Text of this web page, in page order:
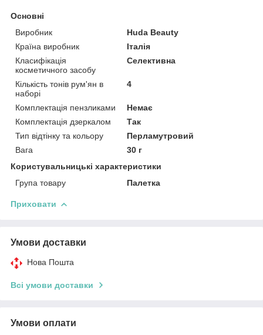
Основні
Виробник
Huda Beauty
Країна виробник
Італія
Класифікація
косметичного засобу
Селективна
Кількість тонів рум'ян в
наборі
4
Комплектація пензликами
Немає
Комплектація дзеркалом
Так
Тип відтінку та кольору
Перламутровий
Вага
30 г
Користувальницькі характеристики
Група товару
Палетка
Приховати
Умови доставки
Нова Пошта
Всі умови доставки
Умови оплати